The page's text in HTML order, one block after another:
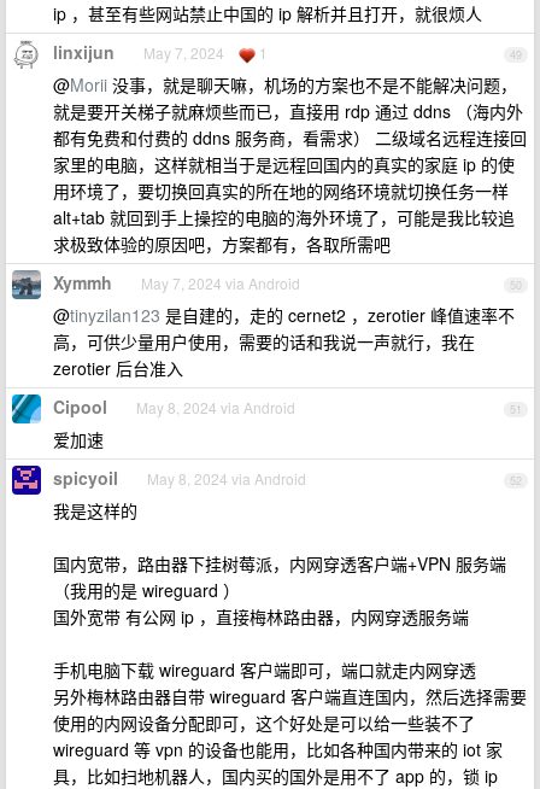
ip ，甚至有些网站禁止中国的 ip 解析并且打开，就很烦人
49
linxijun May 7, 2024 1
@Morii 没事，就是聊天嘛，机场的方案也不是不能解决问题，
就是要开关梯子就麻烦些而已，直接用 rdp 通过 ddns （海内外
都有免费和付费的 ddns 服务商，看需求） 二级域名远程连接回
家里的电脑，这样就相当于是远程回国内的真实的家庭 ip 的使
用环境了，要切换回真实的所在地的网络环境就切换任务一样
alt+tab 就回到手上操控的电脑的海外环境了，可能是我比较追
求极致体验的原因吧，方案都有，各取所需吧
50
Xymmh May 7, 2024 via Android
@tinyzilan123 是自建的，走的 cernet2 ，zerotier 峰值速率不
高，可供少量用户使用，需要的话和我说一声就行，我在
zerotier 后台准入
51
Cipool May 8, 2024 via Android
爱加速
52
spicyoil May 8, 2024 via Android
我是这样的
国内宽带，路由器下挂树莓派，内网穿透客户端+VPN 服务端
（我用的是 wireguard ）
国外宽带 有公网 ip ，直接梅林路由器，内网穿透服务端
手机电脑下载 wireguard 客户端即可，端口就走内网穿透
另外梅林路由器自带 wireguard 客户端直连国内，然后选择需要
使用的内网设备分配即可，这个好处是可以给一些装不了
wireguard 等 vpn 的设备也能用，比如各种国内带来的 iot 家
具，比如扫地机器人，国内买的国外是用不了 app 的，锁 ip